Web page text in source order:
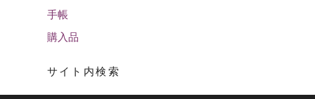
手帳
購入品
サイト内検索